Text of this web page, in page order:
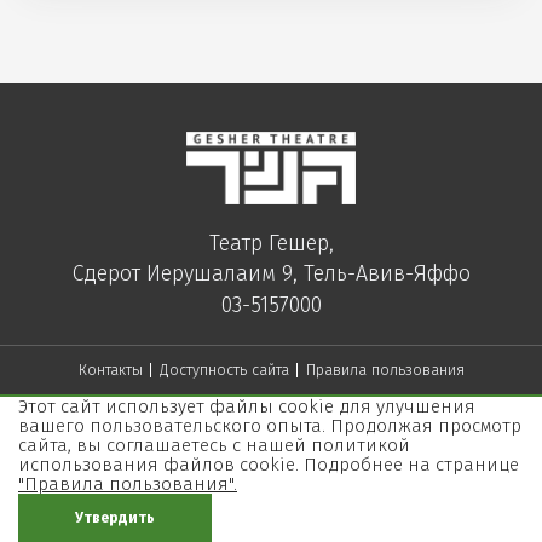
Театр Гешер,
Сдерот Иерушалаим 9, Тель-Авив-Яффо
03-5157000
Контакты Доступность сайта Правила пользования
Этот сайт использует файлы cookie для улучшения
вашего пользовательского опыта. Продолжая просмотр
сайта, вы соглашаетесь с нашей политикой
использования файлов cookie. Подробнее на странице
"Правила пользования".
Утвердить